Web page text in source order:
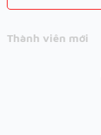
Thành viên mới